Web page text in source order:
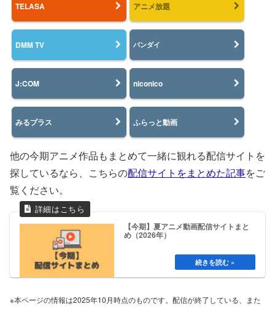
TELASA アニメ放題
DMM TV バンダイ
J:COM niconico
みるプラス ふらっと動画
他の今期アニメ作品もまとめて一緒に観れる配信サイトを
探しているなら、こちらの配信サイトをまとめた記事をご
覧ください。
【今期】夏アニメ動画配信サイトまと
め（2026年）
※本ページの情報は2025年10月時点のものです。配信が終了している、また